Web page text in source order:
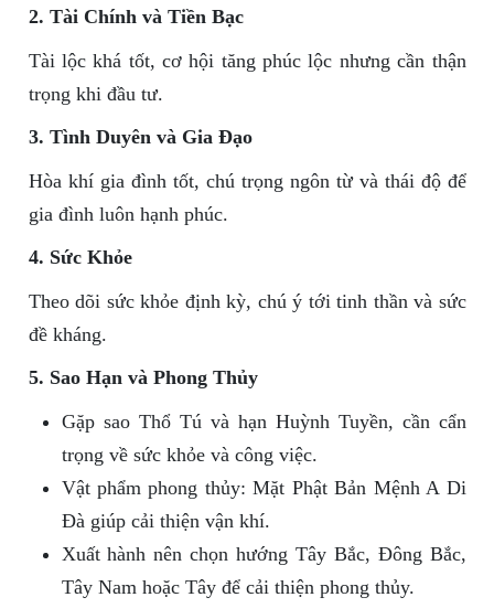
2. Tài Chính và Tiền Bạc
Tài lộc khá tốt, cơ hội tăng phúc lộc nhưng cần thận
trọng khi đầu tư.
3. Tình Duyên và Gia Đạo
Hòa khí gia đình tốt, chú trọng ngôn từ và thái độ để
gia đình luôn hạnh phúc.
4. Sức Khỏe
Theo dõi sức khỏe định kỳ, chú ý tới tinh thần và sức
đề kháng.
5. Sao Hạn và Phong Thủy
Gặp sao Thổ Tú và hạn Huỳnh Tuyền, cần cẩn
trọng về sức khỏe và công việc.
Vật phẩm phong thủy: Mặt Phật Bản Mệnh A Di
Đà giúp cải thiện vận khí.
Xuất hành nên chọn hướng Tây Bắc, Đông Bắc,
Tây Nam hoặc Tây để cải thiện phong thủy.